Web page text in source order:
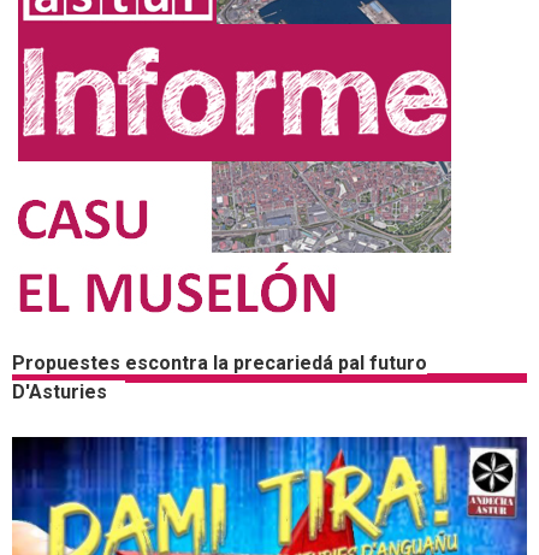
Propuestes escontra la precariedá pal futuro
D'Asturies